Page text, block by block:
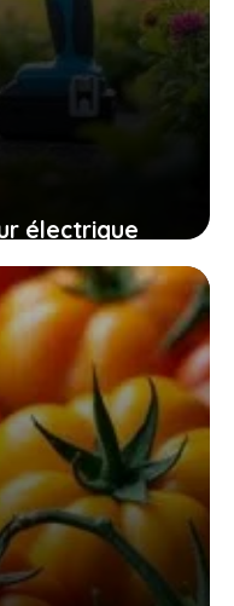
électrique
jardinage